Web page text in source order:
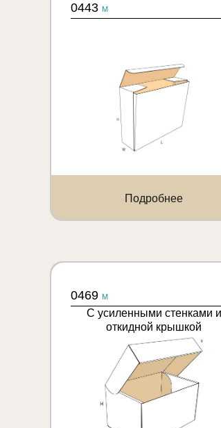
0443 M
Подробнее
0469 M
С усиленными стенками и
откидной крышкой